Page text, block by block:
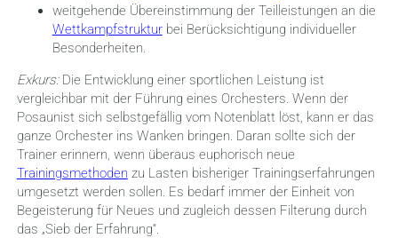
weitgehende Übereinstimmung der Teilleistungen an die
Wettkampfstrukturbei Berücksichtigung individueller
Besonderheiten.
Exkurs:Die Entwicklung einer sportlichen Leistung ist
vergleichbar mit der Führung eines Orchesters. Wenn der
Posaunist sich selbstgefällig vom Notenblatt löst, kann er das
ganze Orchester ins Wanken bringen. Daran sollte sich der
Trainer erinnern, wenn überaus euphorisch neue
Trainingsmethoden zu Lasten bisheriger Trainingserfahrungen
umgesetzt werden sollen. Es bedarf immer der Einheit von
Begeisterung für Neues und zugleich dessen Filterung durch
das „Sieb der Erfahrung“.